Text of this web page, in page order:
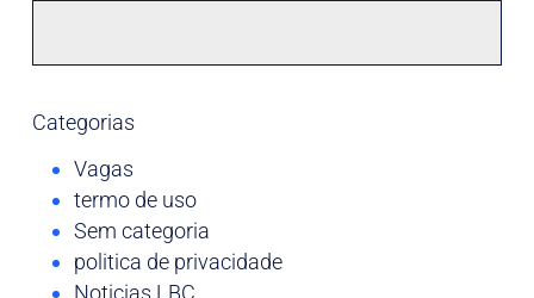
Categorias
Vagas
termo de uso
Sem categoria
politica de privacidade
Noticias LBC